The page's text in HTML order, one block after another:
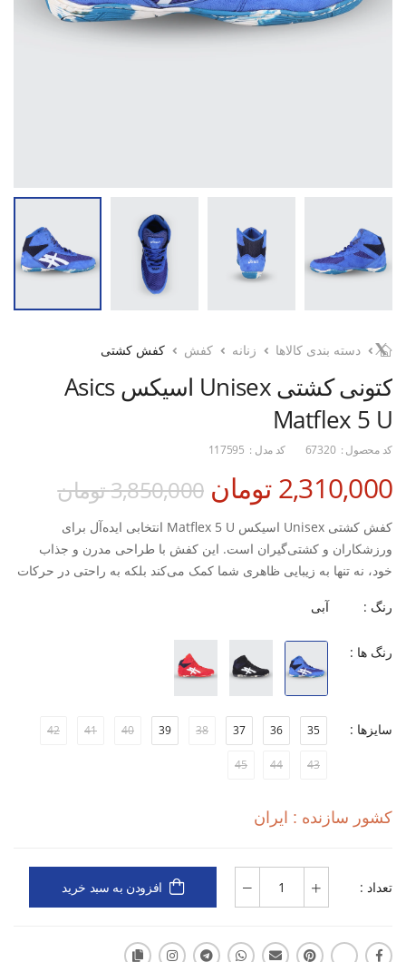
دسته بندی کالاها زنانه کفش کفش کشتی
کتونی کشتی Unisex اسیکس Asics
Matflex 5 U
کد محصول : 67320 کد مدل : 117595
2,310,000 تومان 3,850,000 تومان
کفش کشتی Unisex اسیکس Matflex 5 U انتخابی ایده‌آل برای
ورزشکاران و کشتی‌گیران است. این کفش با طراحی مدرن و جذاب
خود، نه تنها به زیبایی ظاهری شما کمک می‌کند بلکه به راحتی در حرکات
استحکام آن را تضمین می‌کند و شما را در طول تمرینات و مسابقات یاری
زیره مقاوم و ضد لغزش که امنیت شما را در حین حرکات بالا می‌برد.
سبکی و راحتی در حرکت که باعث می‌شود احساس خستگی نکنید.
تهویه مناسب که به حفظ دمای پاها کمک می‌کند و از عرق کردن
جلوگیری می‌کند.
رنگ : آبی
رنگ ها :
سایزها : 35
36
37
38
39
40
41
42
43
44
45
کشور سازنده : ایران
تعداد : افزودن به سبد خرید